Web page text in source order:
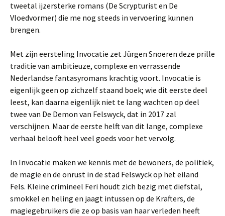
tweetal ijzersterke romans (De Scrypturist en De
Vloedvormer) die me nog steeds in vervoering kunnen
brengen.
Met zijn eersteling Invocatie zet Jürgen Snoeren deze prille
traditie van ambitieuze, complexe en verrassende
Nederlandse fantasyromans krachtig voort. Invocatie is
eigenlijk geen op zichzelf staand boek; wie dit eerste deel
leest, kan daarna eigenlijk niet te lang wachten op deel
twee van De Demon van Felswyck, dat in 2017 zal
verschijnen. Maar de eerste helft van dit lange, complexe
verhaal belooft heel veel goeds voor het vervolg.
In Invocatie maken we kennis met de bewoners, de politiek,
de magie en de onrust in de stad Felswyck op het eiland
Fels. Kleine crimineel Feri houdt zich bezig met diefstal,
smokkel en heling en jaagt intussen op de Krafters, de
magiegebruikers die ze op basis van haar verleden heeft